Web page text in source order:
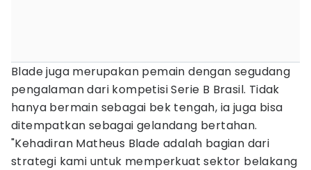
Blade juga merupakan pemain dengan segudang
pengalaman dari kompetisi Serie B Brasil. Tidak
hanya bermain sebagai bek tengah, ia juga bisa
ditempatkan sebagai gelandang bertahan.
"Kehadiran Matheus Blade adalah bagian dari
strategi kami untuk memperkuat sektor belakang